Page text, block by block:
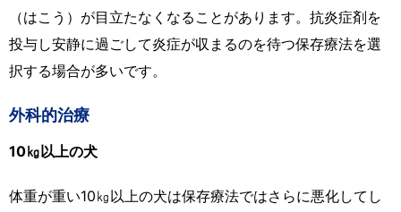
（はこう）が目立たなくなることがあります。抗炎症剤を
投与し安静に過ごして炎症が収まるのを待つ保存療法を選
択する場合が多いです。
外科的治療
10㎏以上の犬
体重が重い10㎏以上の犬は保存療法ではさらに悪化してし